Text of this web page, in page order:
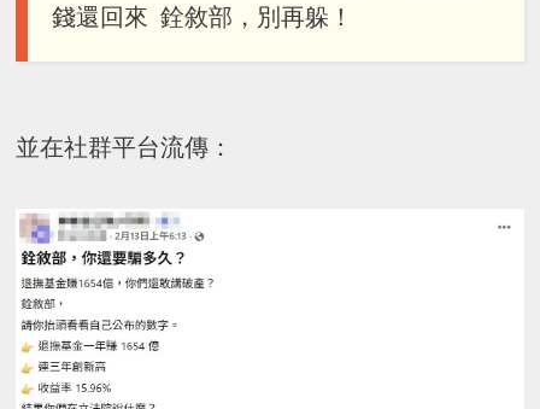
錢還回來 銓敘部，別再躲！
並在社群平台流傳：